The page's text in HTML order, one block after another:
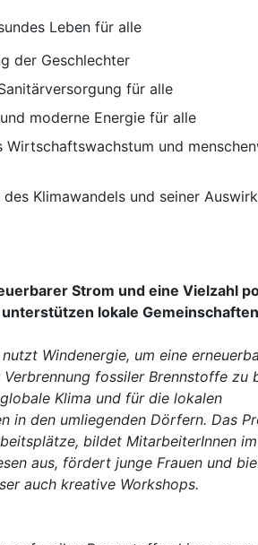
Strom und eine Vielzahl
lokale
Windenergie, um eine
fossiler Brennstoffe zu
Klima und für die lokalen
in den umliegenden Dörfern. Das
bildet MitarbeiterInnen im
aus, fördert junge Frauen und
auch kreative Workshops.